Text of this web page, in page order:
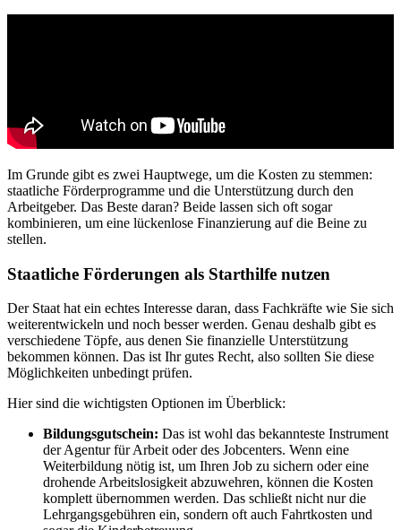
Im Grunde gibt es zwei Hauptwege, um die Kosten zu stemmen:
staatliche Förderprogramme und die Unterstützung durch den
Arbeitgeber. Das Beste daran? Beide lassen sich oft sogar
kombinieren, um eine lückenlose Finanzierung auf die Beine zu
stellen.
Staatliche Förderungen als Starthilfe nutzen
Der Staat hat ein echtes Interesse daran, dass Fachkräfte wie Sie sich
weiterentwickeln und noch besser werden. Genau deshalb gibt es
verschiedene Töpfe, aus denen Sie finanzielle Unterstützung
bekommen können. Das ist Ihr gutes Recht, also sollten Sie diese
Möglichkeiten unbedingt prüfen.
Hier sind die wichtigsten Optionen im Überblick:
Bildungsgutschein: Das ist wohl das bekannteste Instrument
der Agentur für Arbeit oder des Jobcenters. Wenn eine
Weiterbildung nötig ist, um Ihren Job zu sichern oder eine
drohende Arbeitslosigkeit abzuwehren, können die Kosten
komplett übernommen werden. Das schließt nicht nur die
Lehrgangsgebühren ein, sondern oft auch Fahrtkosten und